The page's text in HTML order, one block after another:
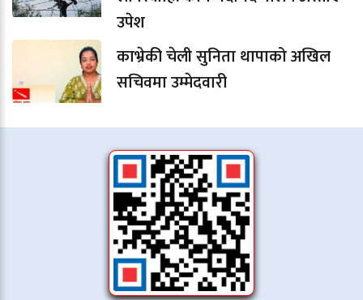
उपेश
काभ्रेकी चेली सुनिता थापाको अखिल
सचिवमा उम्मेदवारी